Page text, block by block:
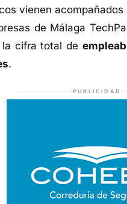
vienen acompañados
de Málaga
cifra total de
.
PUBLICIDAD